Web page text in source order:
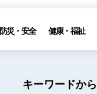
防災・安全 健康・福祉
キーワードか